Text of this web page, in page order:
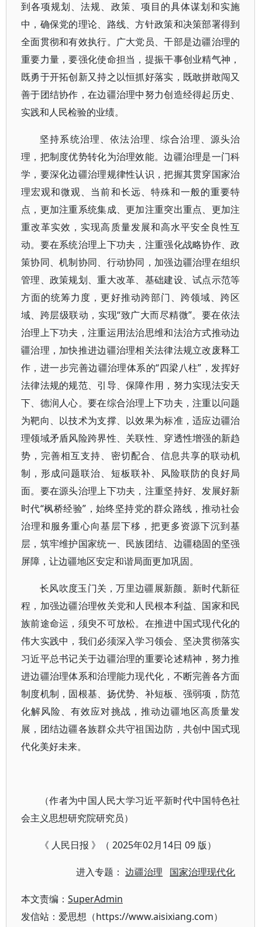
到各项规划、法规、政策、项目的具体谋划和实施
中，确保党的理论、路线、方针政策和决策部署得到
全面贯彻和有效执行。广大党员、干部是边疆治理的
重要力量，要强化使命担当，提振干事创业精气神，
既勇于开拓创新又持之以恒抓好落实，既敢拼敢闯又
善于团结协作，在边疆治理中努力创造经得起历史、
实践和人民检验的业绩。
坚持系统治理、依法治理、综合治理、源头治
理，把制度优势转化为治理效能。边疆治理是一门科
学，要深化边疆治理规律性认识，把握其贯穿国家治
理宏观和微观、当前和长远、特殊和一般的重要特
点，更加注重系统集成、更加注重突出重点、更加注
重改革实效，实现高质量发展和高水平安全良性互
动。要在系统治理上下功夫，注重强化战略协作、政
策协同、机制协同、行动协同，加强边疆治理在组织
管理、政策规划、重大改革、基础建设、试点示范等
方面的统筹力度，更好推动跨部门、跨领域、跨区
域、跨层级联动，实现“致广大而尽精微”。要在依法
治理上下功夫，注重运用法治思维和法治方式推动边
疆治理，加快推进边疆治理相关法律法规立改废释工
作，进一步完善边疆治理体系的“四梁八柱”，发挥好
法律法规的规范、引导、保障作用，努力实现法安天
下、德润人心。要在综合治理上下功夫，注重以问题
为靶向、以技术为支撑、以效果为标准，适应边疆治
理领域矛盾风险跨界性、关联性、穿透性增强的新趋
势，完善相互支持、密切配合、信息共享的联动机
制，形成问题联治、短板联补、风险联防的良好局
面。要在源头治理上下功夫，注重坚持好、发展好新
时代“枫桥经验”，始终坚持党的群众路线，推动社会
治理和服务重心向基层下移，把更多资源下沉到基
层，筑牢维护国家统一、民族团结、边疆稳固的坚强
屏障，让边疆地区安定和谐局面更加巩固。
长风吹度玉门关，万里边疆展新颜。新时代新征
程，加强边疆治理攸关党和人民根本利益、国家和民
族前途命运，须臾不可放松。在推进中国式现代化的
伟大实践中，我们必须深入学习领会、坚决贯彻落实
习近平总书记关于边疆治理的重要论述精神，努力推
进边疆治理体系和治理能力现代化，不断完善各方面
制度机制，固根基、扬优势、补短板、强弱项，防范
化解风险、有效应对挑战，推动边疆地区高质量发
展，团结边疆各族群众共守祖国边防，共创中国式现
代化美好未来。
（作者为中国人民大学习近平新时代中国特色社
会主义思想研究院研究员）
《 人民日报 》（ 2025年02月14日 09 版）
进入专题：边疆治理 国家治理现代化
本文责编： SuperAdmin
发信站：爱思想（https://www.aisixiang.com）